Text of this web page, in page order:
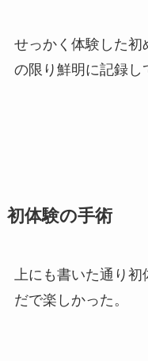
せっかく体験した
の限り鮮明に記録し
初体験の手術
上にも書いた通り初
だで楽しかった。